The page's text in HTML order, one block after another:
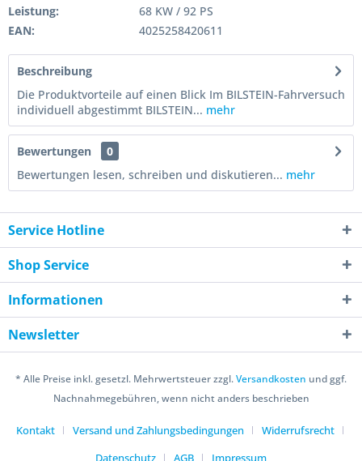
Leistung:
68 KW / 92 PS
EAN:
4025258420611
Beschreibung
Die Produktvorteile auf einen Blick Im BILSTEIN-Fahrversuch
individuell abgestimmt BILSTEIN... mehr
Bewertungen
0
Bewertungen lesen, schreiben und diskutieren... mehr
Service Hotline
Shop Service
Informationen
Newsletter
* Alle Preise inkl. gesetzl. Mehrwertsteuer zzgl.Versandkosten und ggf.
Nachnahmegebühren, wenn nicht anders beschrieben
Kontakt Versand und Zahlungsbedingungen
Widerrufsrecht
Datenschutz
AGB Impressum